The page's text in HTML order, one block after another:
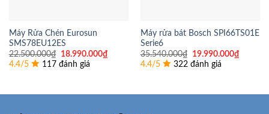
Máy Rửa Chén Eurosun
SMS78EU12ES
22.500.000₫
Giá
gốc
là:
18.990.000₫Giá
4.4/5 117 đánh giá
Máy rửa bát Bosch SPI66TS01E
Serie6
35.540.000₫
Giá
gốc
là:
19.990.000₫Giá
4.4/5 322 đánh giá